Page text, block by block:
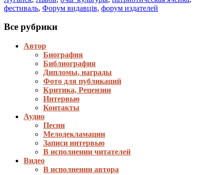
фестиваль, Форум видавців, форум издателей
Все рубрики
Автор
Биография
Библиография
Дипломы, награды
Фото для публикаций
Критика, Рецензии
Интервью
Контакты
Аудио
Песни
Мелодекламации
Записи интервью
В исполнении читателей
Видео
В исполнении автора